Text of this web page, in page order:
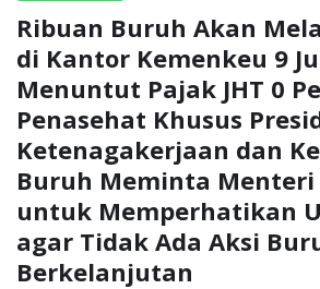
Ribuan Buruh Akan
di Kantor Kemenkeu 9
Menuntut Pajak JHT 0
Penasehat Khusus
Ketenagakerjaan dan
Buruh Meminta Menteri
untuk Memperhatikan
agar Tidak Ada Aksi
Berkelanjutan